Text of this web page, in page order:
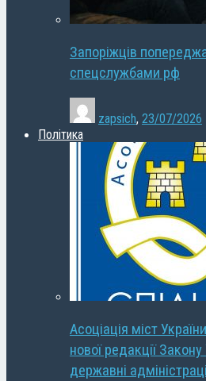
Запоріжців
спецслужбами рф
zapsich, 23/07/2026
Політика
Асоціація міст
нової редакції
державні